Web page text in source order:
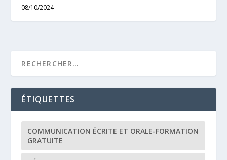
08/10/2024
ÉTIQUETTES
COMMUNICATION ÉCRITE ET ORALE-FORMATION
GRATUITE